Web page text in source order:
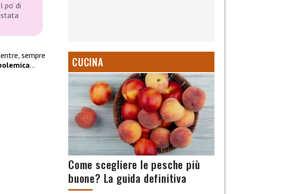
di
stata
sempre
… CUCINA
Come scegliere le pesche più
buone? La guida definitiva